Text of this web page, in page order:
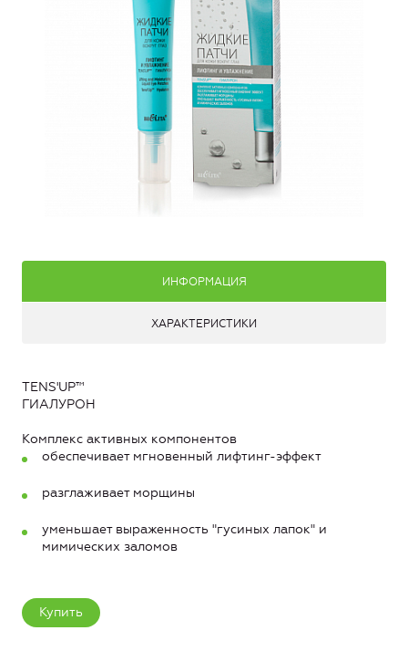
ИНФОРМАЦИЯ
ХАРАКТЕРИСТИКИ
TENS'UP™
ГИАЛУРОН
Комплекс активных компонентов
обеспечивает мгновенный лифтинг-эффект
разглаживает морщины
уменьшает выраженность "гусиных лапок" и
мимических заломов
Купить